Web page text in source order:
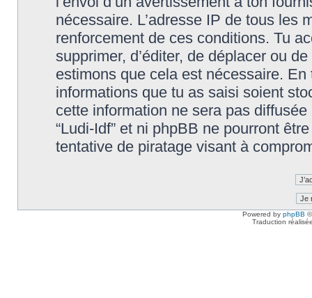
nécessaire. L’adresse IP de tous les
renforcement de ces conditions. Tu
supprimer, d’éditer, de déplacer ou
estimons que cela est nécessaire.
informations que tu as saisi soient
cette information ne sera pas
“Ludi-Idf” et ni phpBB ne pourront
tentative de piratage visant à
Powered by phpBB
Traduction